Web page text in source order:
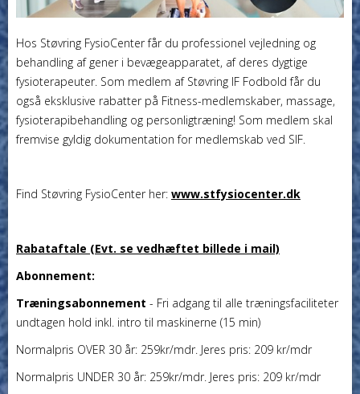
Hos Støvring FysioCenter får du professionel vejledning og
behandling af gener i bevægeapparatet, af deres dygtige
fysioterapeuter. Som medlem af Støvring IF Fodbold får du
også eksklusive rabatter på Fitness-medlemskaber, massage,
fysioterapibehandling og personligtræning! Som medlem skal
fremvise gyldig dokumentation for medlemskab ved SIF.
Find Støvring FysioCenter her: www.stfysiocenter.dk
Rabataftale (Evt. se vedhæftet billede i mail)
Abonnement:
Træningsabonnement - Fri adgang til alle træningsfaciliteter
undtagen hold inkl. intro til maskinerne (15 min)
Normalpris OVER 30 år: 259kr/mdr. Jeres pris: 209 kr/mdr
Normalpris UNDER 30 år: 259kr/mdr. Jeres pris: 209 kr/mdr